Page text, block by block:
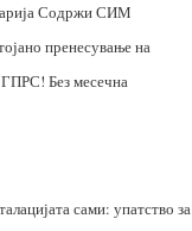
Содржи СИМ
пренесување на
Без месечна
сами: упатство за